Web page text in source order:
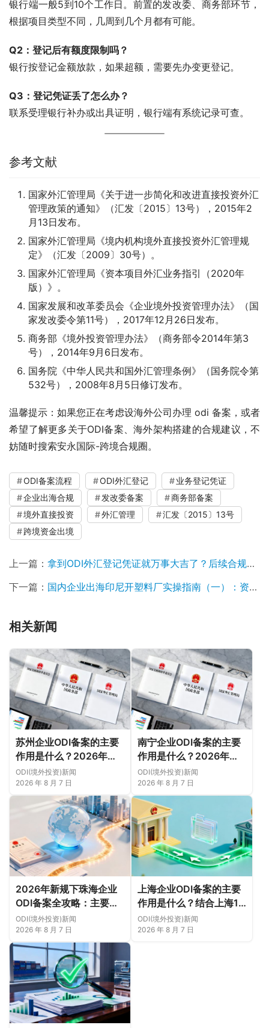
银行端一般5到10个工作日。前置的发改委、商务部环节，
根据项目类型不同，几周到几个月都有可能。
Q2：登记后有额度限制吗？
银行按登记金额放款，如果超额，需要先办变更登记。
Q3：登记凭证丢了怎么办？
联系受理银行补办或出具证明，银行端有系统记录可查。
参考文献
国家外汇管理局《关于进一步简化和改进直接投资外汇
管理政策的通知》（汇发〔2015〕13号），2015年2
月13日发布。
国家外汇管理局《境内机构境外直接投资外汇管理规
定》（汇发〔2009〕30号）。
国家外汇管理局《资本项目外汇业务指引（2020年
版）》。
国家发展和改革委员会《企业境外投资管理办法》（国
家发改委令第11号），2017年12月26日发布。
商务部《境外投资管理办法》（商务部令2014年第3
号），2014年9月6日发布。
国务院《中华人民共和国外汇管理条例》（国务院令第
532号），2008年8月5日修订发布。
温馨提示：如果您正在考虑设海外公司办理 odi 备案，或者
希望了解更多关于ODI备案、海外架构搭建的合规建议，不
妨随时搜索安永国际-跨境合规圈。
ODI备案流程 ODI外汇登记
业务登记凭证
企业出海合规
发改委备案
商务部备案
境外直接投资
外汇管理
汇发〔2015〕13号
跨境资金出境
上一篇： 拿到ODI外汇登记凭证就万事大吉了？后续合规与变更风险指南
下一篇： 国内企业出海印尼开塑料厂实操指南（一）：资金出境与主体设立
相关新闻
苏州企业ODI备案的主要
作用是什么？2026年新
规下先把这几个问题弄明
白（附成功案例与正规靠
谱代办中介推荐）
ODI(境外投资)新闻
2026 年 8 月 7 日
南宁企业ODI备案的主要
作用是什么？2026年新
规下，把这件事说透
ODI(境外投资)新闻
2026 年 8 月 7 日
2026年新规下珠海企业
ODI备案全攻略：主要作
用、各区合规重点、外汇
登记与案例解析正规靠谱
代办中介推荐
ODI(境外投资)新闻
2026 年 8 月 7 日
上海企业ODI备案的主要
作用是什么？结合上海16
区企业特点，看懂2026
年境外投资合规逻辑
ODI(境外投资)新闻
2026 年 8 月 7 日